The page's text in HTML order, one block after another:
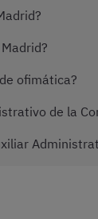
ofimática?
de la